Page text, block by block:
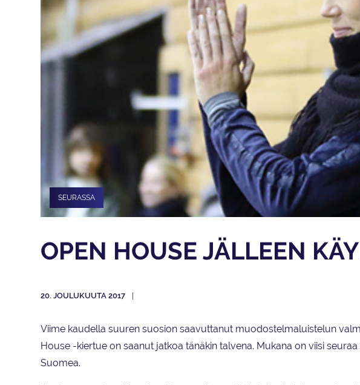
SEURASSA
OPEN HOUSE JÄLLEEN
20. JOULUKUUTA 2017
Viime kaudella suuren suosion saavuttanut muodostelmaluistelun
House -kiertue on saanut jatkoa tänäkin talvena. Mukana on viisi
Suomea.